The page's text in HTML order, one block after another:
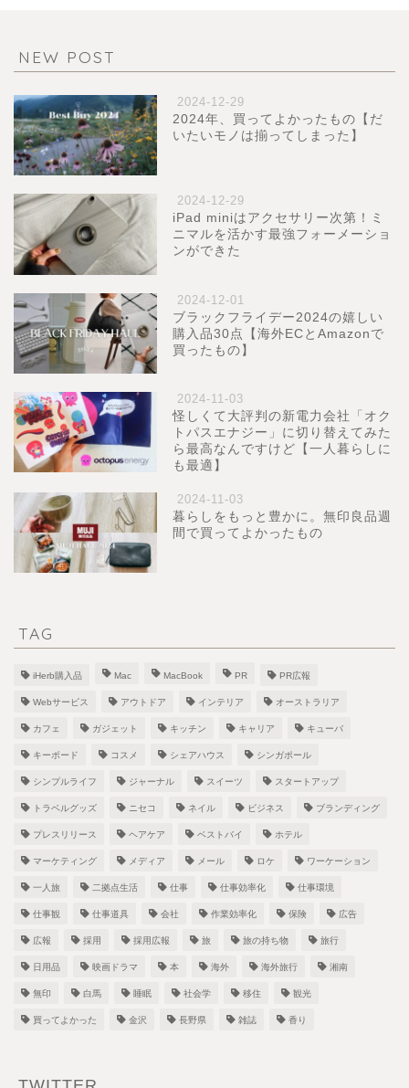
NEW POST
2024-12-29
2024年、買ってよかったもの【だ
いたいモノは揃ってしまった】
2024-12-29
iPad miniはアクセサリー次第！ミ
ニマルを活かす最強フォーメーショ
ンができた
2024-12-01
ブラックフライデー2024の嬉しい
購入品30点【海外ECとAmazonで
買ったもの】
2024-11-03
怪しくて大評判の新電力会社「オク
トパスエナジー」に切り替えてみた
ら最高なんですけど【一人暮らしに
も最適】
2024-11-03
暮らしをもっと豊かに。無印良品週
間で買ってよかったもの
TAG
iHerb購入品 Mac MacBook PR PR広報
Webサービス アウトドア インテリア オーストラリア
カフェ ガジェット キッチン キャリア キューバ
キーボード コスメ シェアハウス シンガポール
シンプルライフ ジャーナル スイーツ スタートアップ
トラベルグッズ ニセコ ネイル ビジネス ブランディング
プレスリリース ヘアケア ベストバイ ホテル
マーケティング メディア メール ロケ ワーケーション
一人旅 二拠点生活 仕事 仕事効率化 仕事環境
仕事観 仕事道具 会社 作業効率化 保険 広告
広報 採用 採用広報 旅 旅の持ち物 旅行
日用品 映画ドラマ 本 海外 海外旅行 湘南
無印 白馬 睡眠 社会学 移住 観光
買ってよかった 金沢 長野県 雑誌 香り